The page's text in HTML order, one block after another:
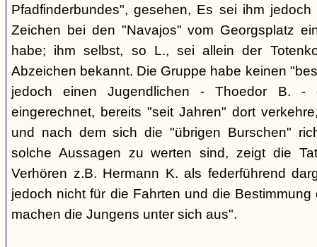
Pfadfinderbundes", gesehen, Es sei ihm
Zeichen bei den "Navajos" vom Georgsplatz
habe; ihm selbst, so L., sei allein der
Abzeichen bekannt. Die Gruppe habe keinen
jedoch einen Jugendlichen - Thoedor B. -
eingerechnet, bereits "seit Jahren" dort
und nach dem sich die "übrigen Burschen"
solche Aussagen zu werten sind, zeigt die
Verhören z.B. Hermann K. als federführend
jedoch nicht für die Fahrten und die
machen die Jungens unter sich aus".